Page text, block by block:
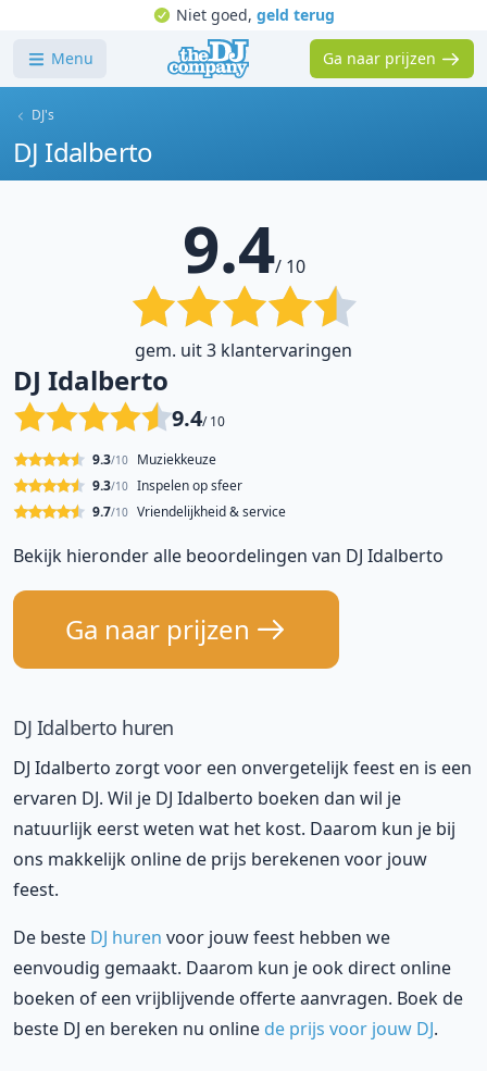
Niet goed, geld terug
Menu Ga naar prijzen
DJ's
DJ Idalberto
9.4/ 10
gem. uit 3 klantervaringen
DJ Idalberto
9.4/ 10
Muziekkeuze
9.3/10
Inspelen op sfeer
9.3/10
Vriendelijkheid & service
9.7/10
Bekijk hieronder alle beoordelingen van DJ Idalberto
Ga naar prijzen
DJ Idalberto huren
DJ Idalberto zorgt voor een onvergetelijk feest en is een
ervaren DJ. Wil je DJ Idalberto boeken dan wil je
natuurlijk eerst weten wat het kost. Daarom kun je bij
ons makkelijk online de prijs berekenen voor jouw
feest.
De beste DJ huren voor jouw feest hebben we
eenvoudig gemaakt. Daarom kun je ook direct online
boeken of een vrijblijvende offerte aanvragen. Boek de
beste DJ en bereken nu online de prijs voor jouw DJ.